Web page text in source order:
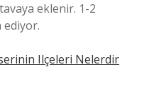
eklenir. 1-2
ediyor.
Ilçeleri Nelerdir